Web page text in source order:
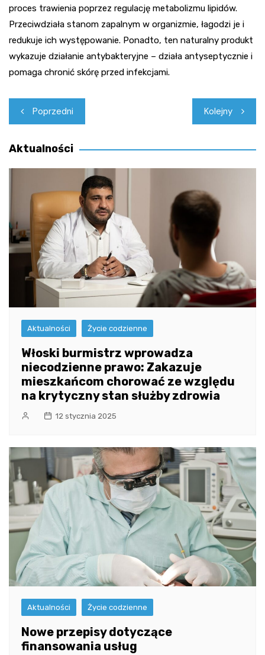
proces trawienia poprzez regulację metabolizmu lipidów.
Przeciwdziała stanom zapalnym w organizmie, łagodzi je i
redukuje ich występowanie. Ponadto, ten naturalny produkt
wykazuje działanie antybakteryjne – działa antyseptycznie i
pomaga chronić skórę przed infekcjami.
Nawigacja
wpisu
Poprzedni Kolejny
Aktualności
Aktualności Życie codzienne
Włoski burmistrz wprowadza
niecodzienne prawo: Zakazuje
mieszkańcom chorować ze względu
na krytyczny stan służby zdrowia
12 stycznia 2025
Aktualności Życie codzienne
Nowe przepisy dotyczące
finansowania usług